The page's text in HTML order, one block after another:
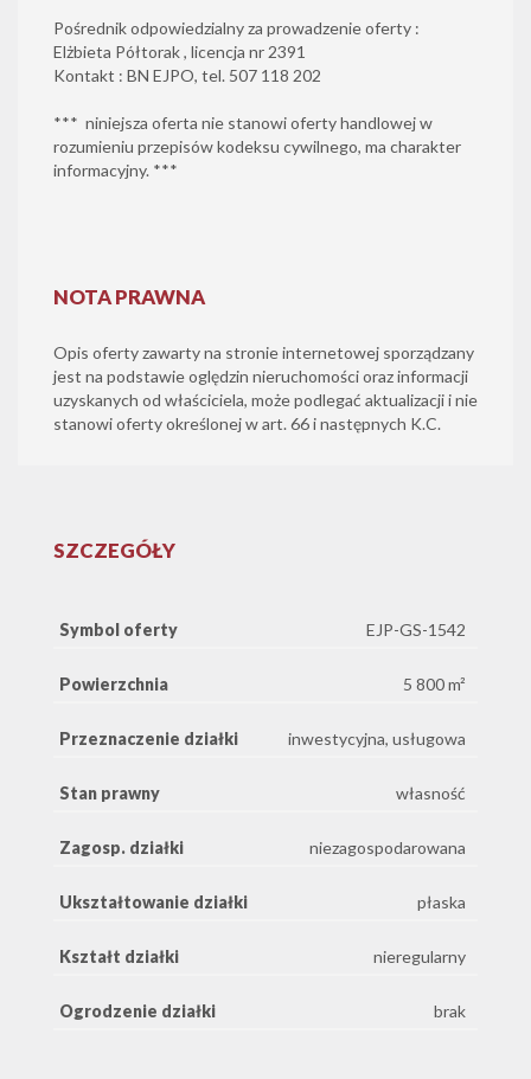
Pośrednik odpowiedzialny za prowadzenie oferty :
Elżbieta Półtorak , licencja nr 2391
Kontakt : BN EJPO, tel. 507 118 202
*** niniejsza oferta nie stanowi oferty handlowej w
rozumieniu przepisów kodeksu cywilnego, ma charakter
informacyjny. ***
NOTA PRAWNA
Opis oferty zawarty na stronie internetowej sporządzany
jest na podstawie oględzin nieruchomości oraz informacji
uzyskanych od właściciela, może podlegać aktualizacji i nie
stanowi oferty określonej w art. 66 i następnych K.C.
SZCZEGÓŁY
Symbol oferty EJP-GS-1542
Powierzchnia 5 800 m²
Przeznaczenie działki inwestycyjna, usługowa
Stan prawny własność
Zagosp. działki niezagospodarowana
Ukształtowanie działki płaska
Kształt działki nieregularny
Ogrodzenie działki brak